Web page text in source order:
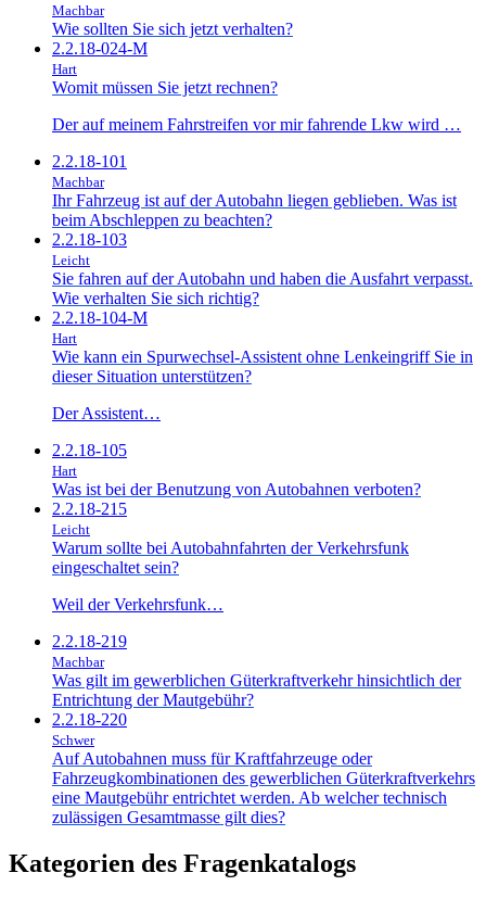
Machbar
Wie sollten Sie sich jetzt verhalten?
2.2.18-024-M
Hart
Womit müssen Sie jetzt rechnen?
Der auf meinem Fahrstreifen vor mir fahrende Lkw wird …
2.2.18-101
Machbar
Ihr Fahrzeug ist auf der Autobahn liegen geblieben. Was ist
beim Abschleppen zu beachten?
2.2.18-103
Leicht
Sie fahren auf der Autobahn und haben die Ausfahrt verpasst.
Wie verhalten Sie sich richtig?
2.2.18-104-M
Hart
Wie kann ein Spurwechsel-Assistent ohne Lenkeingriff Sie in
dieser Situation unterstützen?
Der Assistent…
2.2.18-105
Hart
Was ist bei der Benutzung von Autobahnen verboten?
2.2.18-215
Leicht
Warum sollte bei Autobahnfahrten der Verkehrsfunk
eingeschaltet sein?
Weil der Verkehrsfunk…
2.2.18-219
Machbar
Was gilt im gewerblichen Güterkraftverkehr hinsichtlich der
Entrichtung der Mautgebühr?
2.2.18-220
Schwer
Auf Autobahnen muss für Kraftfahrzeuge oder
Fahrzeugkombinationen des gewerblichen Güterkraftverkehrs
eine Mautgebühr entrichtet werden. Ab welcher technisch
zulässigen Gesamtmasse gilt dies?
Kategorien des Fragenkatalogs